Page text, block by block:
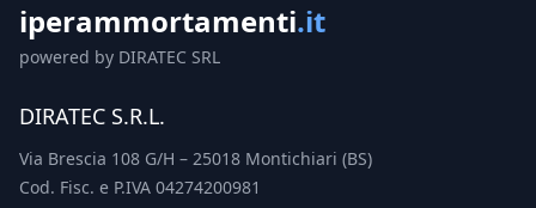
iperammortamenti.it
powered by DIRATEC SRL
DIRATEC S.R.L.
Via Brescia 108 G/H – 25018 Montichiari (BS)
Cod. Fisc. e P.IVA 04274200981